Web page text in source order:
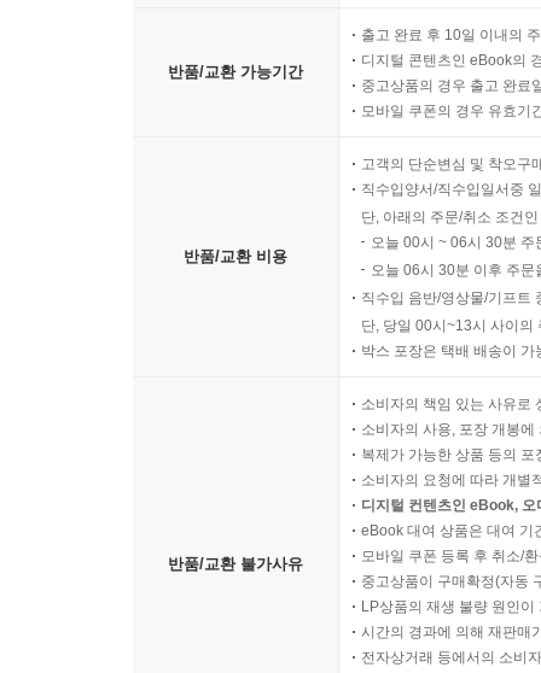
반품/교환 가능기간
출고 완료 후 10일 이내의
디지털 콘텐츠인 eBook의
중고상품의 경우 출고 완료
모바일 쿠폰의 경우 유효기
반품/교환 비용
고객의 단순변심 및 착오구
직수입양서/직수입일서중
단, 아래의 주문/취소 조건
오늘 00시 ~ 06시 30분
오늘 06시 30분 이후 주
직수입 음반/영상물/기프트
단, 당일 00시~13시 사이의
박스 포장은 택배 배송이
반품/교환 불가사유
소비자의 책임 있는 사유로
소비자의 사용, 포장 개봉
복제가 가능한 상품 등의
소비자의 요청에 따라 개별
디지털 컨텐츠인 eBook,
eBook 대여 상품은 대여 기
모바일 쿠폰 등록 후 취소/
중고상품이 구매확정(자동
LP상품의 재생 불량 원인
시간의 경과에 의해 재판매
전자상거래 등에서의 소비